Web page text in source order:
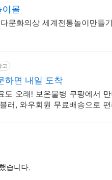
이몰
문화의상 세계전통놀이만들
고
하면 내일 도착
도 오래! 보온물병 쿠팡에서
러, 와우회원 무료배송으로
습니다.